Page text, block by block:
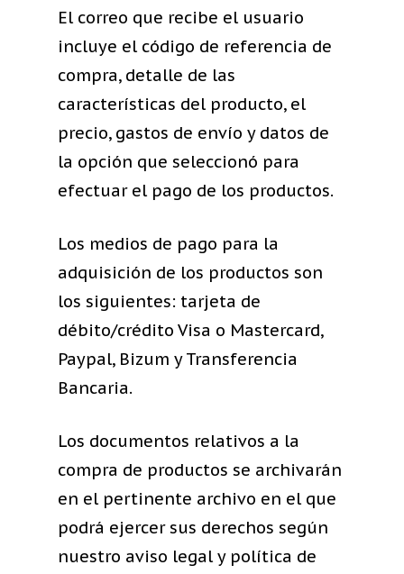
El correo que recibe el usuario
incluye el código de referencia de
compra, detalle de las
características del producto, el
precio, gastos de envío y datos de
la opción que seleccionó para
efectuar el pago de los productos.
Los medios de pago para la
adquisición de los productos son
los siguientes: tarjeta de
débito/crédito Visa o Mastercard,
Paypal, Bizum y Transferencia
Bancaria.
Los documentos relativos a la
compra de productos se archivarán
en el pertinente archivo en el que
podrá ejercer sus derechos según
nuestro aviso legal y política de